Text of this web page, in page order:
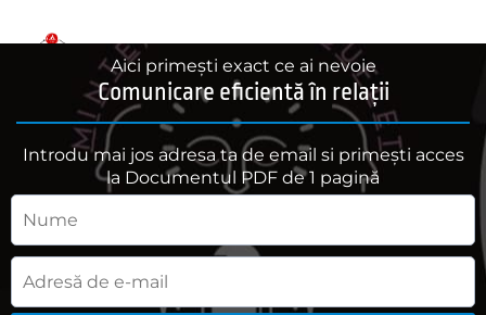
Aici primești exact ce ai nevoie
Comunicare eficientă în relații
Introdu mai jos adresa ta de email si primești acces
la Documentul PDF de 1 pagină